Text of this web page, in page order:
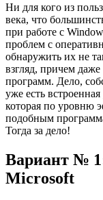
Ни для кого из
века, что
при работе с
проблем с
обнаружить их не
взгляд, причем
программ. Дело,
уже есть
которая по уровню
подобным
Тогда за дело!
Вариант №
Microsoft